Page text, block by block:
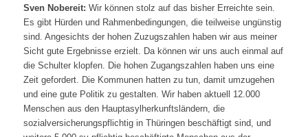
Sven Nobereit: Wir können stolz auf das bisher Erreichte sein.
Es gibt Hürden und Rahmenbedingungen, die teilweise ungünstig
sind. Angesichts der hohen Zuzugszahlen haben wir aus meiner
Sicht gute Ergebnisse erzielt. Da können wir uns auch einmal auf
die Schulter klopfen. Die hohen Zugangszahlen haben uns eine
Zeit gefordert. Die Kommunen hatten zu tun, damit umzugehen
und eine gute Politik zu gestalten. Wir haben aktuell 12.000
Menschen aus den Hauptasylherkunftsländern, die
sozialversicherungspflichtig in Thüringen beschäftigt sind, und